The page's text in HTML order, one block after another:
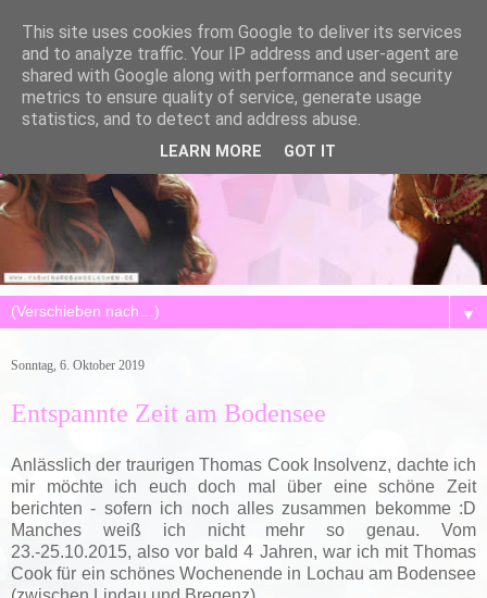
▼
Sonntag, 6. Oktober 2019
Entspannte Zeit am Bodensee
Anlässlich der traurigen Thomas Cook Insolvenz, dachte ich
mir möchte ich euch doch mal über eine schöne Zeit
berichten - sofern ich noch alles zusammen bekomme :D
Manches weiß ich nicht mehr so genau. Vom
23.-25.10.2015, also vor bald 4 Jahren, war ich mit Thomas
Cook für ein schönes Wochenende in Lochau am Bodensee
This site uses cookies from Google to deliver its services
and to analyze traffic. Your IP address and user-agent are
shared with Google along with performance and security
metrics to ensure quality of service, generate usage
statistics, and to detect and address abuse.
LEARN MORE GOT IT